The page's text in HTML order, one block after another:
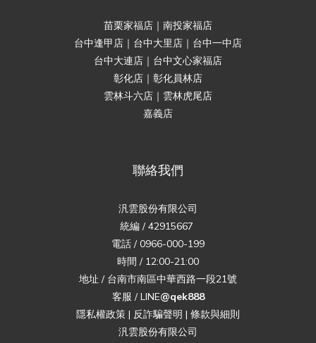
苗栗家福店｜南投家福店
台中逢甲店｜台中大里店｜台中一中店
台中大連店｜台中文心家福店
彰化店｜彰化員林店
雲林斗六店｜雲林虎尾店
嘉義店
聯絡我們
汎雲股份有限公司
統編 / 42915667
電話 / 0966-000-199
時間 / 12:00-21:00
地址 / 台南市南區中華西路一段21號
客服 / LINE@qek888
隱私權政策 | 反詐騙聲明 | 條款與細則
汎雲股份有限公司